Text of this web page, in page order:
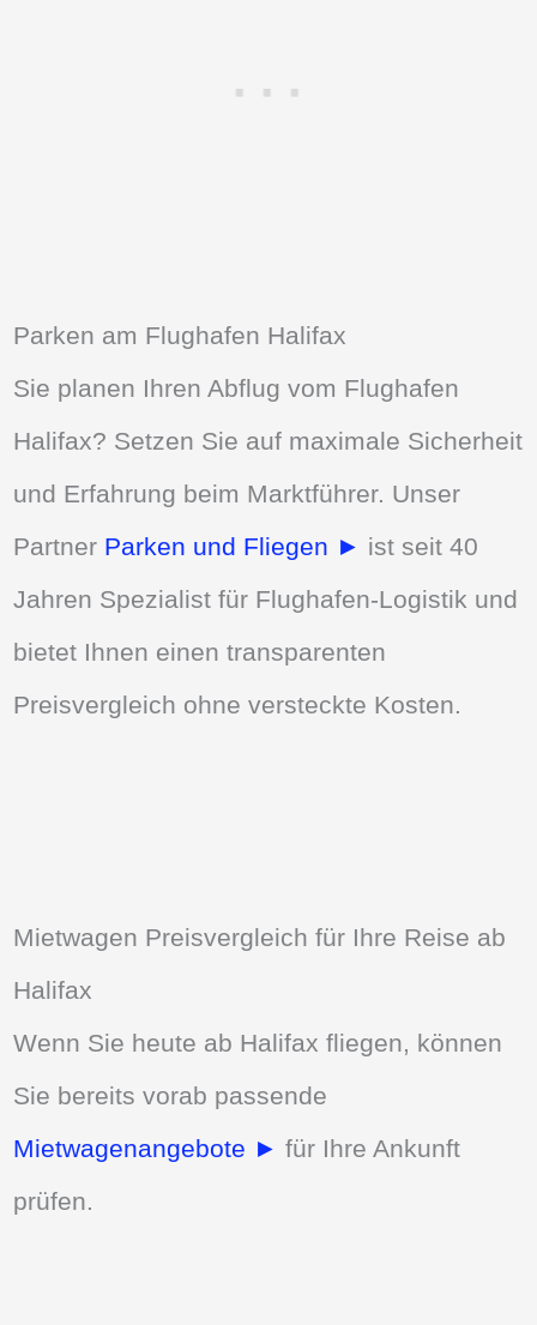
Parken am Flughafen Halifax
Sie planen Ihren Abflug vom Flughafen
Halifax? Setzen Sie auf maximale Sicherheit
und Erfahrung beim Marktführer. Unser
Partner Parken und Fliegen ► ist seit 40
Jahren Spezialist für Flughafen-Logistik und
bietet Ihnen einen transparenten
Preisvergleich ohne versteckte Kosten.
Mietwagen Preisvergleich für Ihre Reise ab
Halifax
Wenn Sie heute ab Halifax fliegen, können
Sie bereits vorab passende
Mietwagenangebote ► für Ihre Ankunft
prüfen.